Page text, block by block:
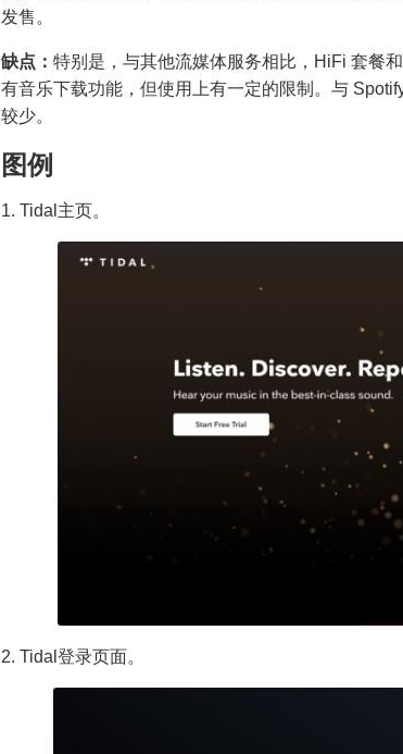
发售。
缺点： 特别是，与其他流媒体服务相比，HiFi 套餐
有音乐下载功能，但使用上有一定的限制。与
较少。
图例
1. Tidal主页。
2. Tidal登录页面。